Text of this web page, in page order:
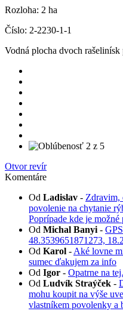
Rozloha: 2 ha
Číslo: 2-2230-1-1
Vodná plocha dvoch
Otvor revír
Komentáre
Od Ladislav - Zdravim,
povolenie na chytanie
Poprípade kde je možné
Od Michal Banyi -
48.3539651871273,
Od Karol - Aké lovne
sumec ďakujem za info
Od Igor - Opatrne na
Od Ludvík Straýček -
mohu koupit na výše
vlastníkem povolenky a